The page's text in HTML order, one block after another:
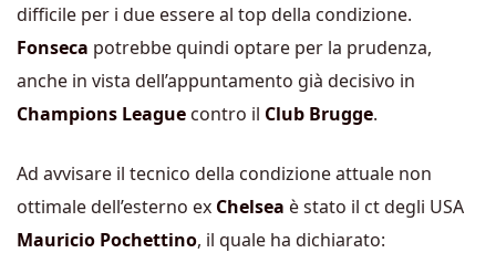
difficile per i due essere al top della condizione.
Fonseca potrebbe quindi optare per la prudenza,
anche in vista dell’appuntamento già decisivo in
Champions League contro il Club Brugge.
Ad avvisare il tecnico della condizione attuale non
ottimale dell’esterno ex Chelsea è stato il ct degli USA
Mauricio Pochettino, il quale ha dichiarato: